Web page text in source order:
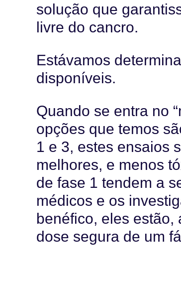
solução que
livre do cancro.
Estávamos
disponíveis.
Quando se entra no
opções que temos
1 e 3, estes ensaios
melhores, e menos
de fase 1 tendem a
médicos e os
benéfico, eles estão,
dose segura de um